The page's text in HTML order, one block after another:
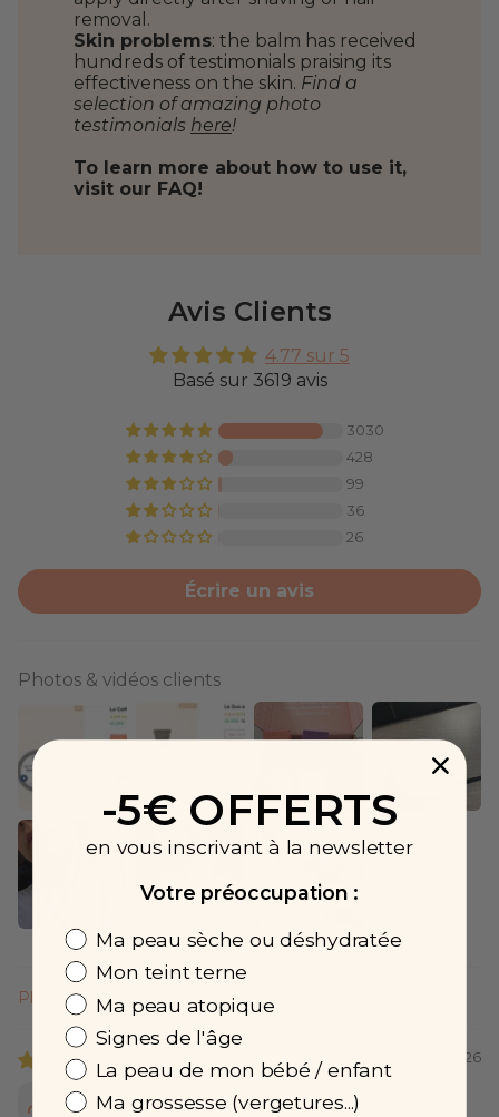
removal.
Skin problems: the balm has received
hundreds of testimonials praising its
effectiveness on the skin. Find a
selection of amazing photo
testimonials here!
To learn more about how to use it,
visit our FAQ!
Avis Clients
4.77 sur 5
Basé sur 3619 avis
3030
428
99
36
26
Écrire un avis
Photos & vidéos clients
Sort by
08/08/2026
Martine Laffitte
-5€ OFFERTS
en vous inscrivant à la newsletter
Votre préoccupation :
Préoccupation
Ma peau sèche ou déshydratée
Mon teint terne
Ma peau atopique
Signes de l'âge
La peau de mon bébé / enfant
Ma grossesse (vergetures...)